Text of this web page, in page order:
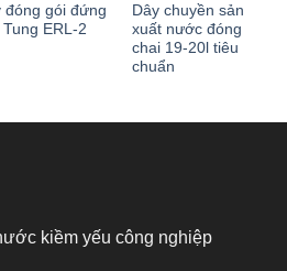
đóng gói đứng
Tung ERL-2
Dây chuyền sản
xuất nước đóng
chai 19-20l tiêu
chuẩn
kiềm yếu công nghiệp